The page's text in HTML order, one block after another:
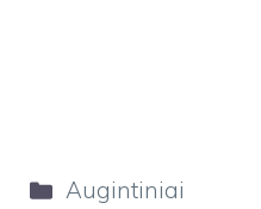
Kategorijos
Augintiniai